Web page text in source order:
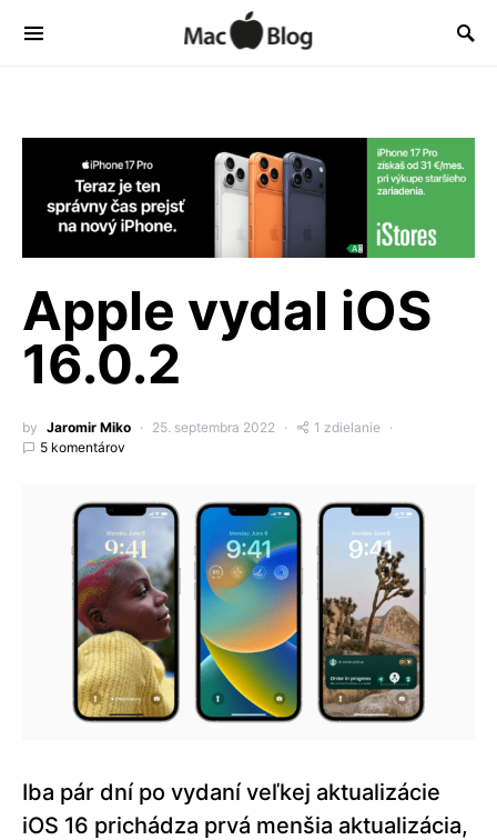
Apple vydal iOS
16.0.2
by Jaromir Miko 25. septembra 2022
1 zdielanie
5 komentárov
Iba pár dní po vydaní veľkej aktualizácie
iOS 16 prichádza prvá menšia aktualizácia,